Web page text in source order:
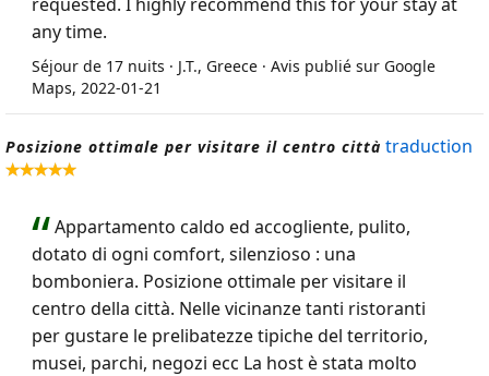
any time.
Séjour de 17 nuits · J.T., Greece · Avis publié sur Google
Maps, 2022-01-21
Posizione ottimale per visitare il centro città traduction
Appartamento caldo ed accogliente, pulito,
dotato di ogni comfort, silenzioso : una
bomboniera. Posizione ottimale per visitare il
centro della città. Nelle vicinanze tanti ristoranti
per gustare le prelibatezze tipiche del territorio,
musei, parchi, negozi ecc La host è stata molto